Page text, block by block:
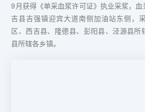
9月获得《单采血浆许可证》执业采浆，
吉县吉强镇迎宾大道南侧加油站东侧，
区、西吉县、隆德县、彭阳县、泾源县所
县所辖各乡镇。